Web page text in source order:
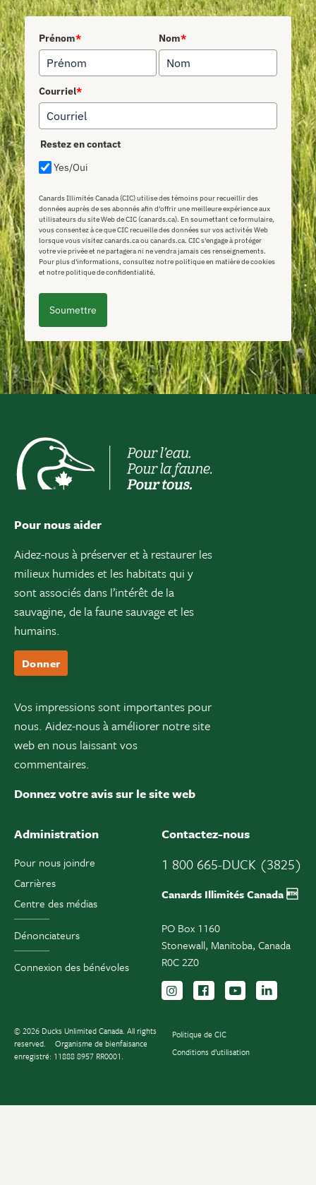
Prénom* Nom*
Courriel*
Restez en contact
Yes/Oui
Canards Illimités Canada (CIC) utilise des témoins pour recueillir des
données auprès de ses abonnés afin d'offrir une meilleure expérience aux
utilisateurs du site Web de CIC (canards.ca). En soumettant ce formulaire,
vous consentez à ce que CIC recueille des données sur vos activités Web
lorsque vous visitez canards.ca ou canards.ca. CIC s'engage à protéger
votre vie privée et ne partagera ni ne vendra jamais ces renseignements.
Pour plus d'informations, consultez notre politique en matière de cookies
et notre politique de confidentialité.
Soumettre
Pour nous aider
Aidez-nous à préserver et à restaurer les
milieux humides et les habitats qui y
sont associés dans l’intérêt de la
sauvagine, de la faune sauvage et les
humains.
Donner
Vos impressions sont importantes pour
nous. Aidez-nous à améliorer notre site
web en nous laissant vos
commentaires.
Donnez votre avis sur le site web
Administration
Pour nous joindre
Carrières
Centre des médias
Dénonciateurs
Connexion des bénévoles
Contactez-nous
1 800 665-DUCK (3825)
Canards Illimités Canada 
PO Box 1160
Stonewall, Manitoba, Canada
R0C 2Z0
Suivez-nous sur
Suivez-nous sur
Inscrivez-
© 2026 Ducks Unlimited Canada. All rights
reserved.
Organisme de bienfaisance
enregistré: 11888 8957 RR0001.
Politique de CIC
Conditions d’utilisation